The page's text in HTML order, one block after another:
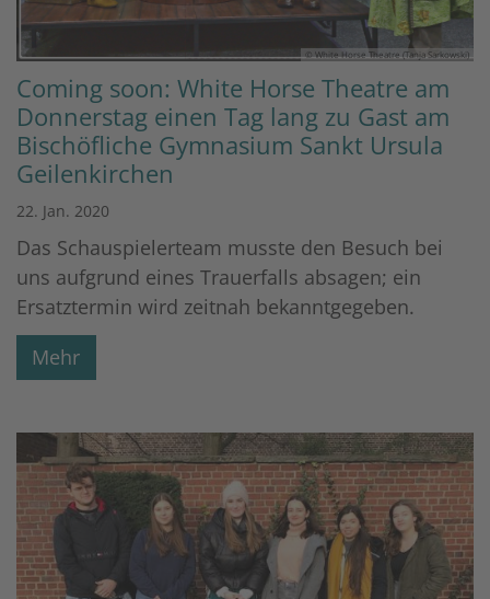
© White Horse Theatre (Tanja Sarkowski)
Coming soon: White Horse Theatre am
Donnerstag einen Tag lang zu Gast am
Bischöfliche Gymnasium Sankt Ursula
Geilenkirchen
22. Jan. 2020
Das Schauspielerteam musste den Besuch bei
uns aufgrund eines Trauerfalls absagen; ein
Ersatztermin wird zeitnah bekanntgegeben.
Mehr